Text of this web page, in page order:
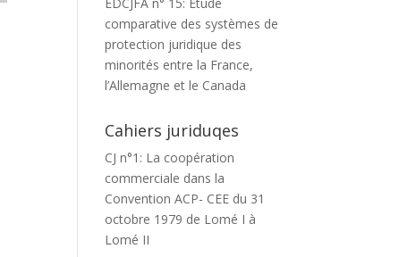
comparative des systèmes de
protection juridique des
minorités entre la France,
l’Allemagne et le Canada
Cahiers juriduqes
CJ n°1: La coopération
commerciale dans la
Convention ACP- CEE du 31
octobre 1979 de Lomé I à
Lomé II